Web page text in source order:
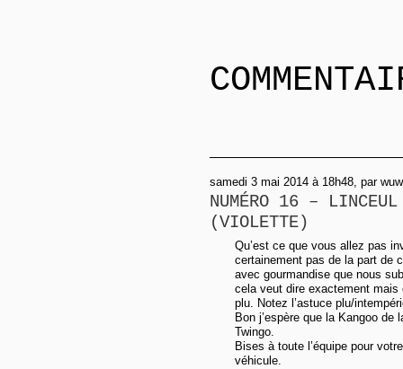
samedi 3 mai 2014 à 18h48, par
NUMÉRO 16 – LINCEUL
(VIOLETTE)
Qu’est ce que vous allez pas
certainement pas de la part de
avec gourmandise que nous
cela veut dire exactement mais
plu. Notez l’astuce plu/
Bon j’espère que la Kangoo
Twingo.
Bises à toute l’équipe pour
véhicule.